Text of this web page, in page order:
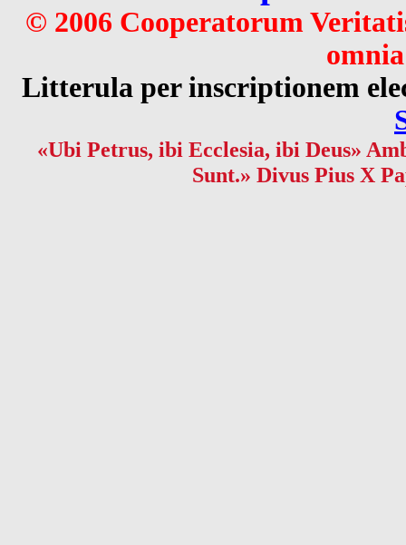
© 2006 Cooperatorum
Litterula per inscriptionem
«Ubi Petrus, ibi Ecclesia, ibi Deus»
Sunt.» Divus Pius X